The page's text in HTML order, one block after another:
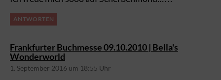
ANTWORTEN
Frankfurter Buchmesse 09.10.2010 | Bella's
Wonderworld
1. September 2016 um 18:55 Uhr